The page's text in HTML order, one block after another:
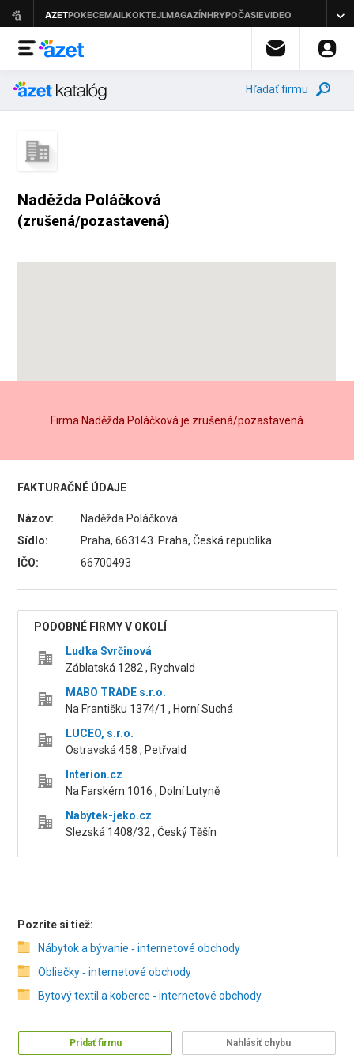
Hľadať firmu
Naděžda Poláčková
(zrušená/pozastavená)
Firma Naděžda Poláčková je zrušená/pozastavená
FAKTURAČNÉ ÚDAJE
Názov:
Naděžda Poláčková
Sídlo:
Praha, 663143 Praha, Česká republika
IČO:
66700493
PODOBNÉ FIRMY V OKOLÍ
Luďka Svrčinová
Záblatská 1282 , Rychvald
MABO TRADE s.r.o.
Na Františku 1374/1 , Horní Suchá
LUCEO, s.r.o.
Ostravská 458 , Petřvald
Interion.cz
Na Farském 1016 , Dolní Lutyně
Nabytek-jeko.cz
Slezská 1408/32 , Český Těšín
Pozrite si tiež:
Nábytok a bývanie ‑ internetové obchody
Obliečky ‑ internetové obchody
Bytový textil a koberce ‑ internetové obchody
Pridať firmu Nahlásiť chybu